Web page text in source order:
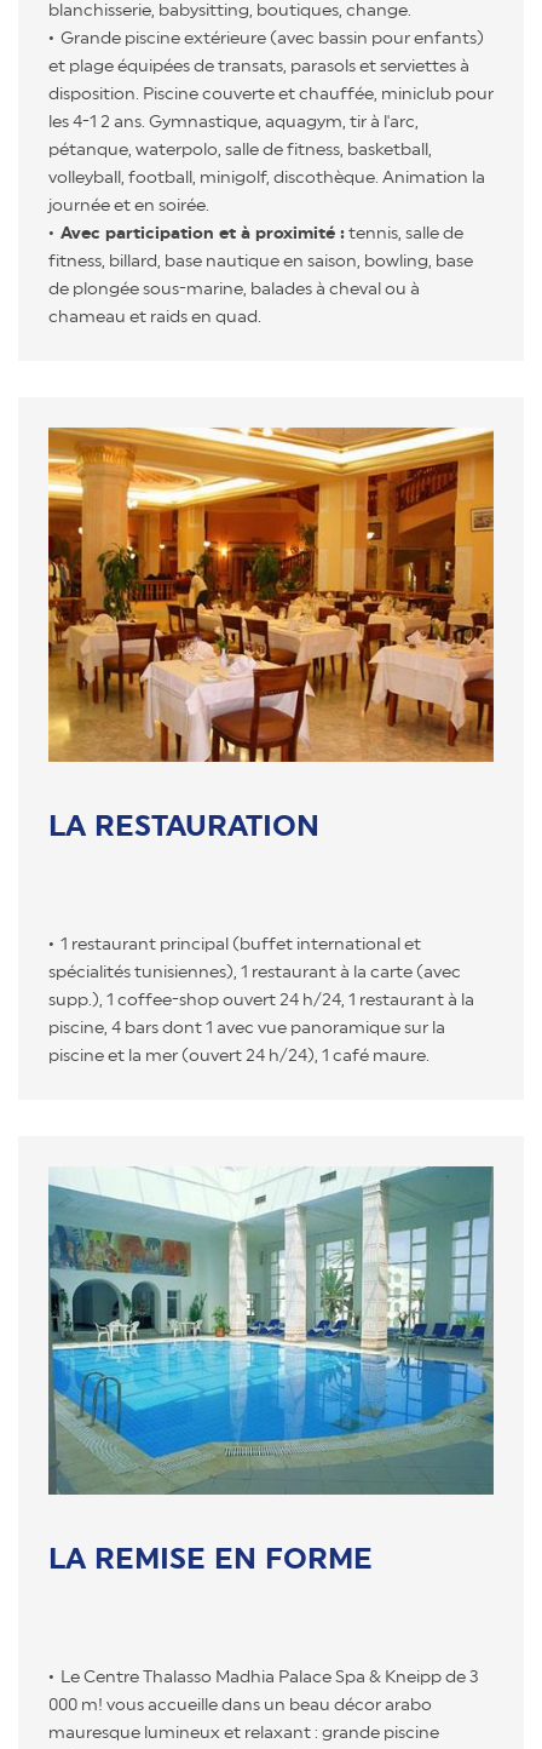
blanchisserie, babysitting, boutiques, change.
Grande piscine extérieure (avec bassin pour enfants)
et plage équipées de transats, parasols et serviettes à
disposition. Piscine couverte et chauffée, miniclub pour
les 4-1 2 ans. Gymnastique, aquagym, tir à l'arc,
pétanque, waterpolo, salle de fitness, basketball,
volleyball, football, minigolf, discothèque. Animation la
journée et en soirée.
Avec participation et à proximité :tennis, salle de
fitness, billard, base nautique en saison, bowling, base
de plongée sous-marine, balades à cheval ou à
chameau et raids en quad.
LA RESTAURATION
1 restaurant principal (buffet international et
spécialités tunisiennes), 1 restaurant à la carte (avec
supp.), 1 coffee-shop ouvert 24 h/24, 1 restaurant à la
piscine, 4 bars dont 1 avec vue panoramique sur la
piscine et la mer (ouvert 24 h/24), 1 café maure.
LA REMISE EN FORME
Le Centre Thalasso Madhia Palace Spa & Kneipp de 3
000 m! vous accueille dans un beau décor arabo
mauresque lumineux et relaxant : grande piscine